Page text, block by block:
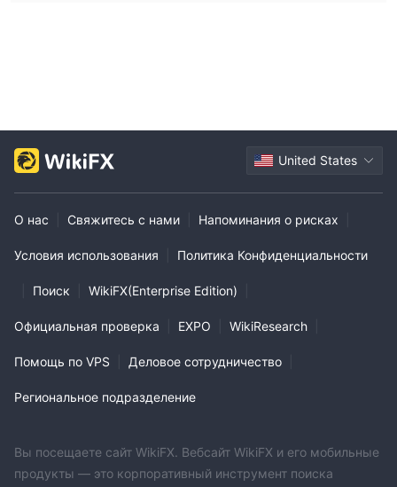
United States
О нас Свяжитесь с нами Напоминания о рисках
Условия использования Политика Конфиденциальности
Поиск WikiFX(Enterprise Edition)
Официальная проверка EXPO WikiResearch
Помощь по VPS Деловое сотрудничество
Региональное подразделение
Вы посещаете сайт WikiFX. Вебсайт WikiFX и его мобильные
продукты — это корпоративный инструмент поиска